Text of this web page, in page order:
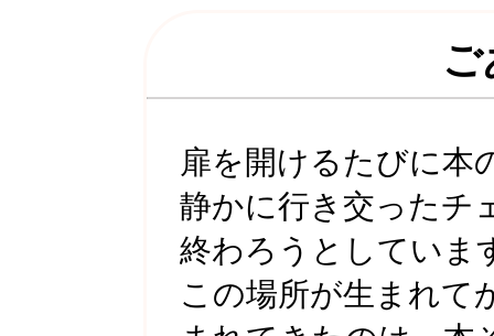
扉を開けるたびに本
静かに行き交ったチ
終わろうとしていま
この場所が生まれて